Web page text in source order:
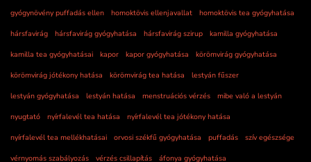
gyógynövény puffadás ellen
homoktövis ellenjavallat
homoktövis tea gyógyhatása
hársfavirág
hársfavirág gyógyhatása hársfavirág szirup
kamilla gyógyhatása
kamilla tea gyógyhatásai
kapor kapor gyógyhatása
körömvirág gyógyhatása
körömvirág jótékony hatása
körömvirág tea hatása
lestyán fűszer
lestyán gyógyhatása
lestyán hatása menstruációs vérzés
mibe való a lestyán
nyugtató
nyírfalevél tea hatása
nyírfalevél tea jótékony hatása
nyírfalevél tea mellékhatásai
orvosi székfű gyógyhatása puffadás
szív egészsége
vérnyomás szabályozás
vérzés csillapítás áfonya gyógyhatása